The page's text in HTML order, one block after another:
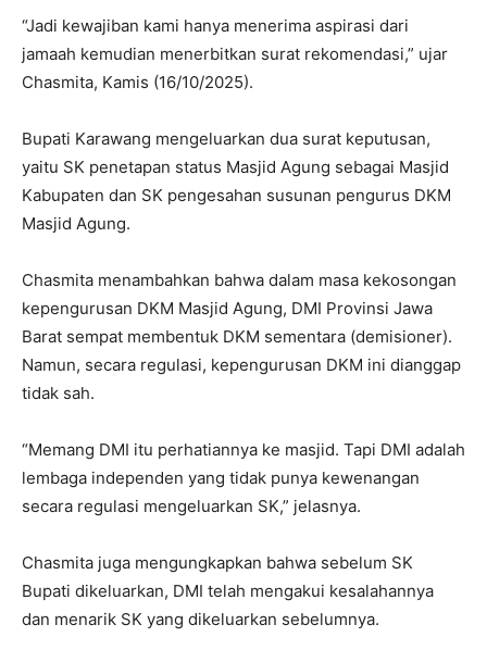
“Jadi kewajiban kami hanya menerima aspirasi dari
jamaah kemudian menerbitkan surat rekomendasi,” ujar
Chasmita, Kamis (16/10/2025).
Bupati Karawang mengeluarkan dua surat keputusan,
yaitu SK penetapan status Masjid Agung sebagai Masjid
Kabupaten dan SK pengesahan susunan pengurus DKM
Masjid Agung.
Chasmita menambahkan bahwa dalam masa kekosongan
kepengurusan DKM Masjid Agung, DMI Provinsi Jawa
Barat sempat membentuk DKM sementara (demisioner).
Namun, secara regulasi, kepengurusan DKM ini dianggap
tidak sah.
“Memang DMI itu perhatiannya ke masjid. Tapi DMI adalah
lembaga independen yang tidak punya kewenangan
secara regulasi mengeluarkan SK,” jelasnya.
Chasmita juga mengungkapkan bahwa sebelum SK
Bupati dikeluarkan, DMI telah mengakui kesalahannya
dan menarik SK yang dikeluarkan sebelumnya.